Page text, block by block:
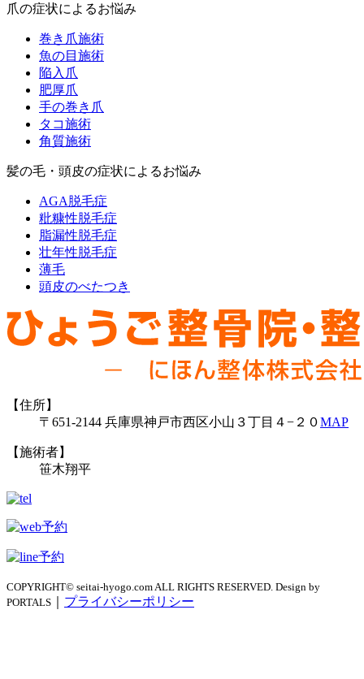
爪の症状によるお悩み
巻き爪施術
魚の目施術
陥入爪
肥厚爪
手の巻き爪
タコ施術
角質施術
髪の毛・頭皮の症状によるお悩み
AGA脱毛症
粃糠性脱毛症
脂漏性脱毛症
壮年性脱毛症
薄毛
頭皮のべたつき
【住所】
〒651-2144 兵庫県神戸市西区小山３丁目４−２０MAP
【施術者】
笹木翔平
COPYRIGHT© seitai-hyogo.com ALL RIGHTS RESERVED. Design by
PORTALS
プライバシーポリシー